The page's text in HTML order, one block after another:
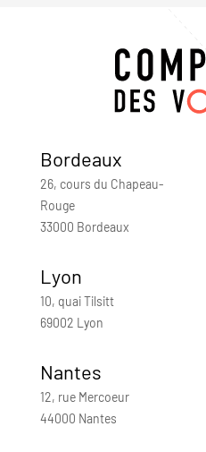
Bordeaux
26, cours du Chapeau-
Rouge
33000 Bordeaux
Lyon
10, quai Tilsitt
69002 Lyon
Nantes
12, rue Mercoeur
44000 Nantes